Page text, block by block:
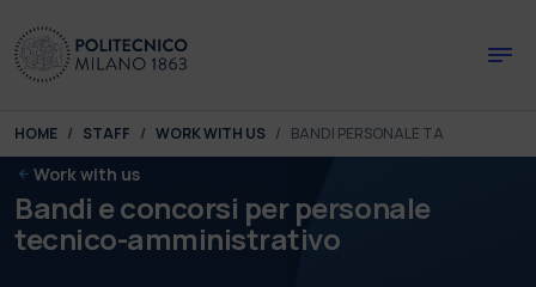
You are here:
HOME STAFF WORK WITH US BANDI PERSONALE TA
Work with us
Bandi e concorsi per personale
tecnico-amministrativo